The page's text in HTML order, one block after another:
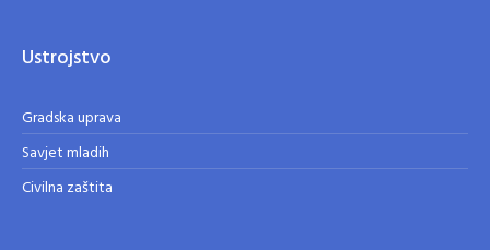
Ustrojstvo
Gradska uprava
Savjet mladih
Civilna zaštita